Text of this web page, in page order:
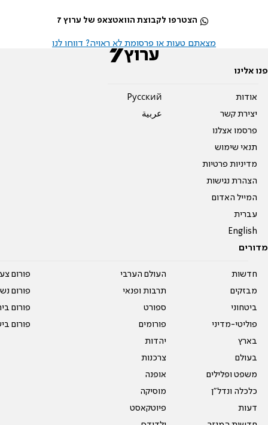
הצטרפו לקבוצת הוואטצאפ של ערוץ 7
מצאתם טעות או פרסומת לא ראויה? דווחו לנו
פנו אלינו
אודות
יצירת קשר
פרסמו אצלנו
תנאי שימוש
מדיניות פרטיות
הצהרת נגישות
המייל האדום
עברית
English
Pусский
عربية
מדורים
חדשות
מבזקים
ביטחוני
פוליטי-מדיני
בארץ
בעולם
משפט ופלילים
כלכלה ונדל"ן
דעות
העולם הערבי
תרבות ופנאי
ספורט
פורומים
יהדות
צרכנות
אופנה
מוסיקה
פיוטקאסט
פורום
פורום
פורום
פורום